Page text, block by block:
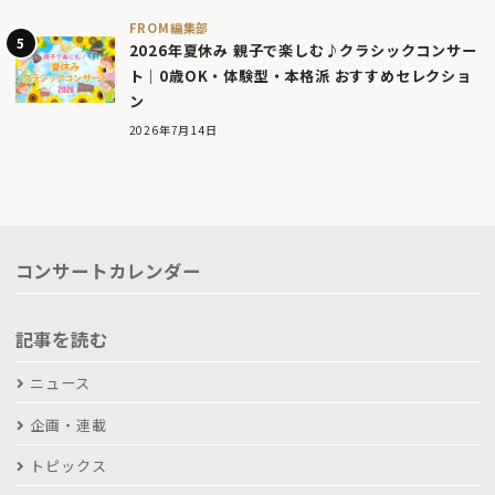
FROM編集部
2026年夏休み 親子で楽しむ♪クラシックコンサー
ト｜0歳OK・体験型・本格派 おすすめセレクショ
ン
2026年7月14日
コンサートカレンダー
記事を読む
ニュース
企画・連載
トピックス